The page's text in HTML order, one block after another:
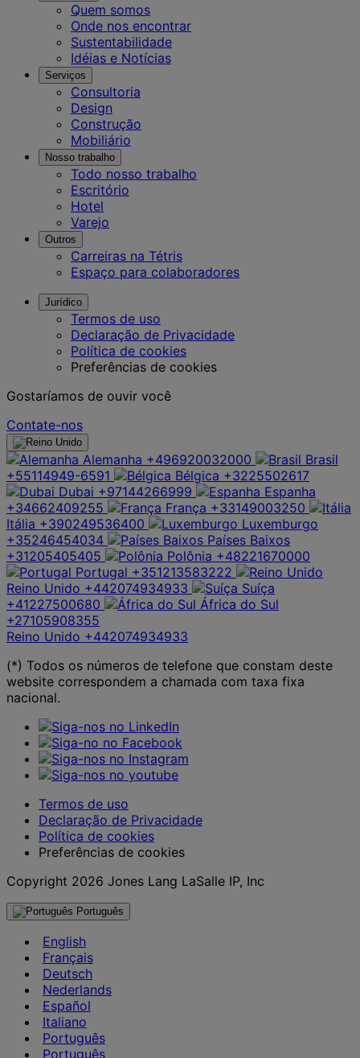
Quem somos
Onde nos encontrar
Sustentabilidade
Idéias e Notícias
Serviços
Consultoria
Design
Construção
Mobiliário
Nosso trabalho
Todo nosso trabalho
Escritório
Hotel
Varejo
Outros
Carreiras na Tétris
Espaço para colaboradores
Jurídico
Termos de uso
Declaração de Privacidade
Política de cookies
Preferências de cookies
Gostaríamos de ouvir você
Contate-nos
Alemanha +496920032000
Brasil
+55114949-6591
Bélgica +3225502617
Dubai +97144266999
Espanha
+34662409255
França +33149003250
Itália +390249536400
Luxemburgo
+35246454034
Países Baixos
+31205405405
Polônia +48221670000
Portugal +351213583222
Reino Unido +442074934933
Suíça
+41227500680
África do Sul
+27105908355
Reino Unido +442074934933
(*) Todos os números de telefone que constam deste
website correspondem a chamada com taxa fixa
nacional.
Termos de uso
Declaração de Privacidade
Política de cookies
Preferências de cookies
Copyright 2026 Jones Lang LaSalle IP, Inc
Português
English
Français
Deutsch
Nederlands
Español
Italiano
Português
Português